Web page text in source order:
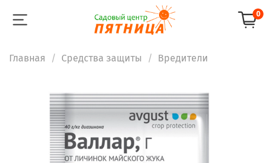
0
Главная Средства защиты Вредители